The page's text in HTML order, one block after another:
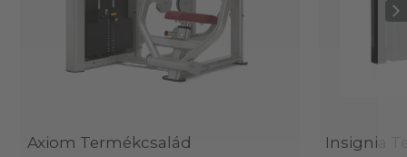
Axiom Termékcsalád Insignia